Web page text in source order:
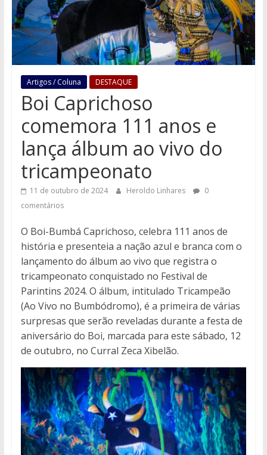
Artigos / Coluna DESTAQUE
Boi Caprichoso
comemora 111 anos e
lança álbum ao vivo do
tricampeonato
11 de outubro de 2024 Heroldo Linhares
0
comentários
O Boi-Bumbá Caprichoso, celebra 111 anos de
história e presenteia a nação azul e branca com o
lançamento do álbum ao vivo que registra o
tricampeonato conquistado no Festival de
Parintins 2024. O álbum, intitulado Tricampeão
(Ao Vivo no Bumbódromo), é a primeira de várias
surpresas que serão reveladas durante a festa de
aniversário do Boi, marcada para este sábado, 12
de outubro, no Curral Zeca Xibelão.